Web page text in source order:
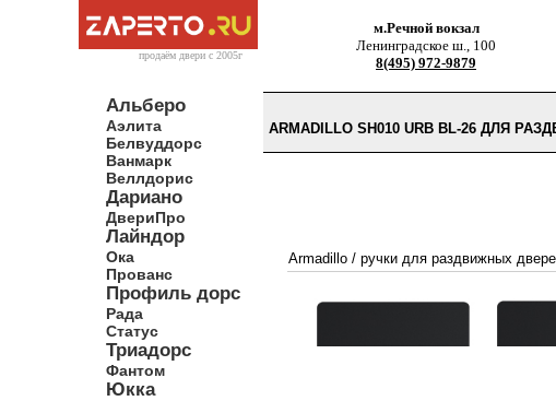
продаём двери c 2005г
Альберо
Аэлита
Белвуддорс
Ванмарк
Веллдорис
Дариано
ДвериПро
Лайндор
Ока
Прованс
Профиль дорс
Рада
Статус
Триадорс
Фантом
Юкка
м.Речной вокзал
Ленинградское ш., 100
8(495) 972-9879
ARMADILLO SH010 URB BL-26 ДЛЯ
Armadillo / ручки для раздвижных